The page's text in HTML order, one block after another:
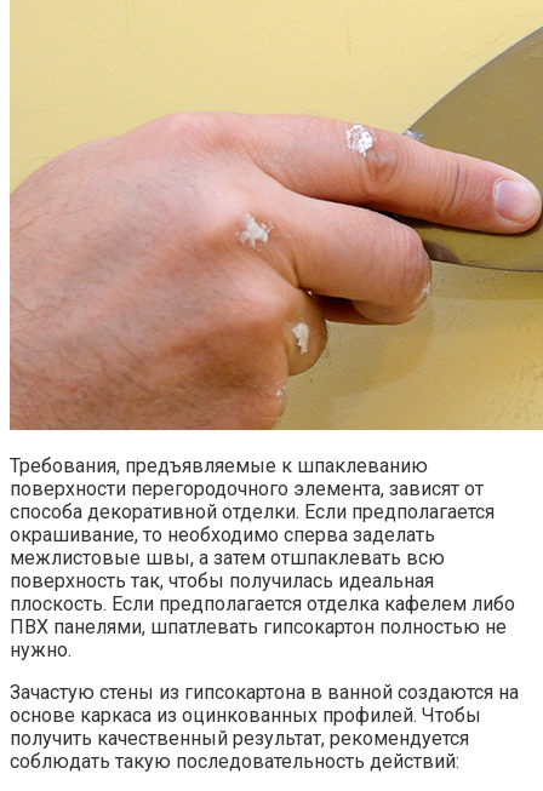
Требования, предъявляемые к шпаклеванию
поверхности перегородочного элемента, зависят от
способа декоративной отделки. Если предполагается
окрашивание, то необходимо сперва заделать
межлистовые швы, а затем отшпаклевать всю
поверхность так, чтобы получилась идеальная
плоскость. Если предполагается отделка кафелем либо
ПВХ панелями, шпатлевать гипсокартон полностью не
нужно.
Зачастую стены из гипсокартона в ванной создаются на
основе каркаса из оцинкованных профилей. Чтобы
получить качественный результат, рекомендуется
соблюдать такую последовательность действий: